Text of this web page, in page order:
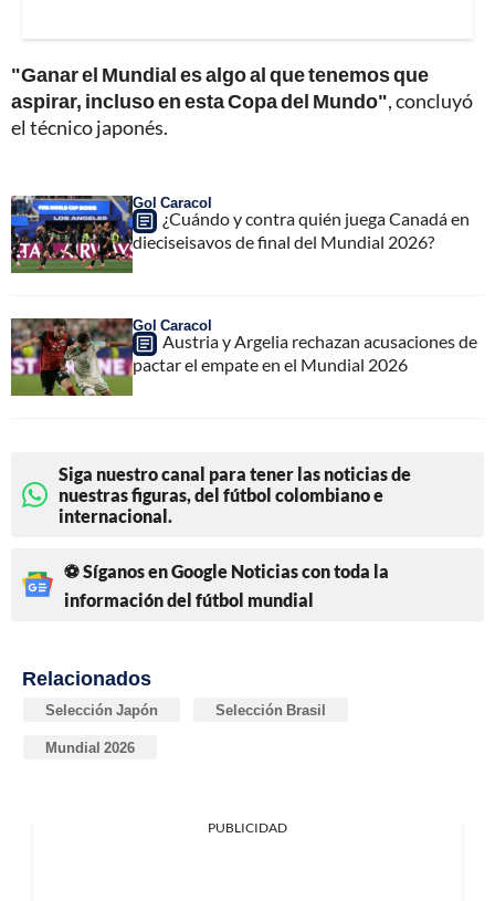
"Ganar el Mundial es algo al que tenemos que
aspirar, incluso en esta Copa del Mundo", concluyó
el técnico japonés.
Gol Caracol
¿Cuándo y contra quién juega Canadá en
dieciseisavos de final del Mundial 2026?
Gol Caracol
Austria y Argelia rechazan acusaciones de
pactar el empate en el Mundial 2026
Siga nuestro canal para tener las noticias de
nuestras figuras, del fútbol colombiano e
internacional.
⚽ Síganos en Google Noticias con toda la
información del fútbol mundial
Relacionados
Selección Japón Selección Brasil
Mundial 2026
PUBLICIDAD